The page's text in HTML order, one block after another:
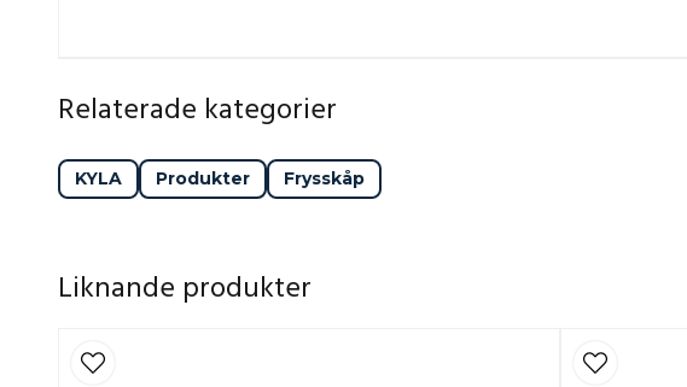
Relaterade kategorier
KYLA Produkter Frysskåp
Liknande produkter